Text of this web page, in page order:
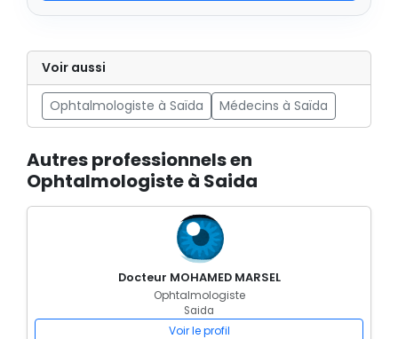
Voir aussi
Ophtalmologiste à Saïda Médecins à Saïda
Autres professionnels en
Ophtalmologiste à Saida
Docteur MOHAMED MARSEL
Ophtalmologiste
Saida
Voir le profil